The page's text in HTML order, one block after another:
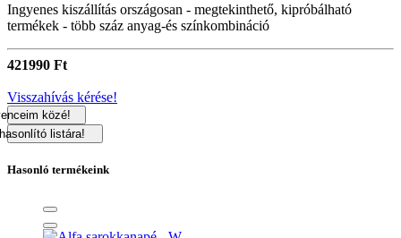
Ingyenes kiszállítás országosan - megtekinthető, kipróbálható
termékek - több száz anyag-és színkombináció
421990 Ft
Visszahívás kérése!
közé!
listára!
Hasonló termékeink